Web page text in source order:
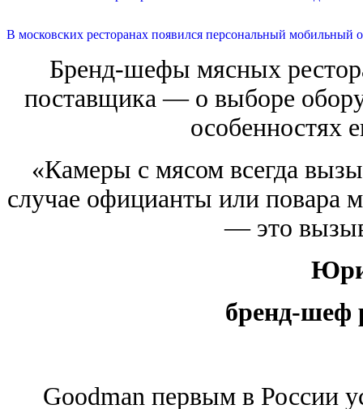
В московских ресторанах появился персональный мобильный
Бренд-шефы мясных
поставщика — о выборе
особенностях
«Камеры с мясом всегда
случае официанты или повара
— это
бренд-шеф
Goodman первым в России